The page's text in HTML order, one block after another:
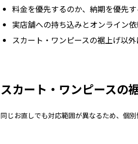
料金を優先するのか、納期を優先
実店舗への持ち込みとオンライン
スカート・ワンピースの裾上げ以
スカート・ワンピースの
同じお直しでも対応範囲が異なるため、個